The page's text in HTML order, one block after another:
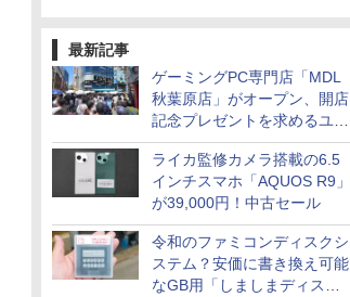
最新記事
ゲーミングPC専門店「MDL
秋葉原店」がオープン、開店
記念プレゼントを求めるユー
ザーが押し寄せ長蛇の列に
ライカ監修カメラ搭載の6.5
インチスマホ「AQUOS R9」
が39,000円！中古セール
令和のファミコンディスクシ
ステム？安価に書き換え可能
なGB用「しましまディスク